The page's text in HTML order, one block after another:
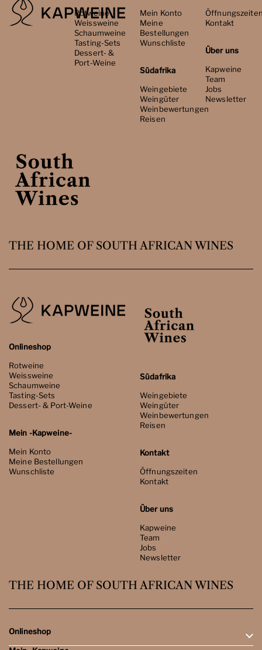
Rotweine
Weissweine
Schaumweine
Tasting-Sets
Dessert- &
Port-Weine
Mein Konto
Meine
Bestellungen
Wunschliste
Südafrika
Weingebiete
Weingüter
Weinbewertungen
Reisen
Kontakt
Über uns
Kapweine
Team
Jobs
Newsletter
THE HOME OF SOUTH AFRICAN WINES
Onlineshop
Rotweine
Weissweine
Schaumweine
Tasting-Sets
Dessert- & Port-Weine
Mein -Kapweine-
Mein Konto
Meine Bestellungen
Wunschliste
Südafrika
Weingebiete
Weingüter
Weinbewertungen
Reisen
Kontakt
Öffnungszeiten
Kontakt
Über uns
Kapweine
Team
Jobs
Newsletter
THE HOME OF SOUTH AFRICAN WINES
Onlineshop